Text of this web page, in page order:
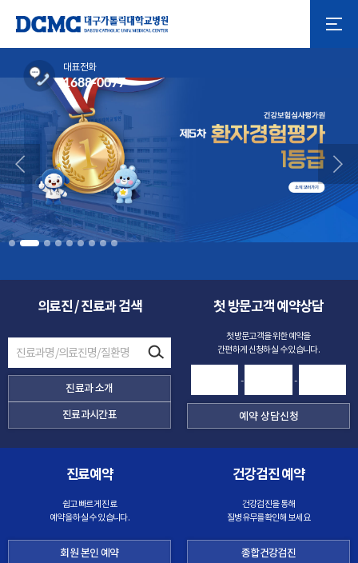
대표전화
1688-0077
의료진 / 진료과 검색
진료과 소개
진료과시간표
첫 방문고객 예약상담
첫방문고객을 위한 예약을
간편하게 신청하실 수 있습니다.
- -
진료예약
쉽고 빠르게 진료
예약을 하실 수 있습니다.
회원 본인 예약
건강검진 예약
건강검진을 통해
질병유무를확인해 보세요
종합건강검진